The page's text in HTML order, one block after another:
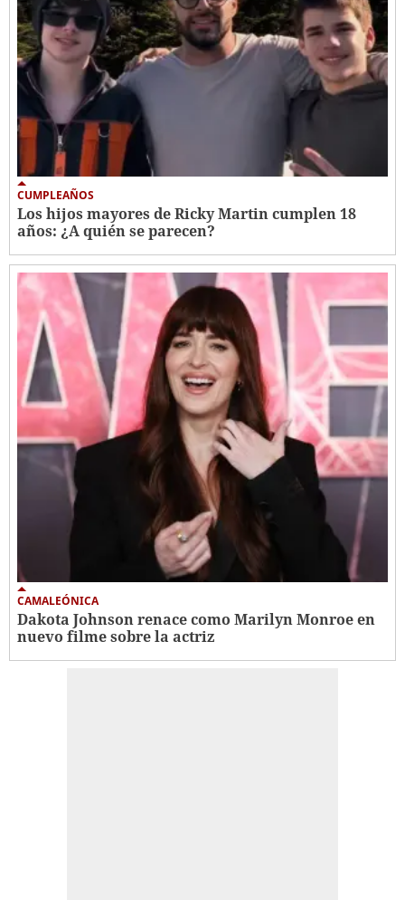
CUMPLEAÑOS
Los hijos mayores de Ricky Martin cumplen 18
años: ¿A quién se parecen?
CAMALEÓNICA
Dakota Johnson renace como Marilyn Monroe en
nuevo filme sobre la actriz